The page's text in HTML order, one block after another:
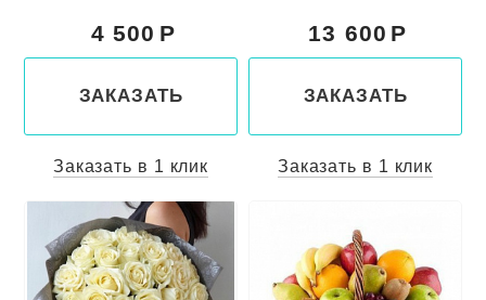
4 500
ЗАКАЗАТЬ
Заказать в 1 клик
13 600
ЗАКАЗАТЬ
Заказать в 1 клик